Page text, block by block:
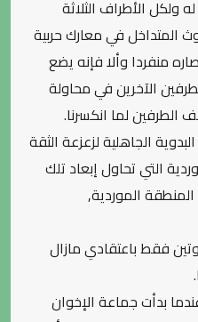
ولكل الأطراف الثلاثة
المتداخل في معارك حربية
منفردا وألا فإنه يضع
الآخرين في محاولة
الطرفين لما انكسرنا.
الجاهلية لزعزعة الثقة
التي تحاول إبعاد تلك
الموردية,
فقط باعتقادي مازال
بدأت جماعة الإخوان